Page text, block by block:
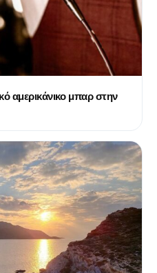
αμερικάνικο μπαρ στην